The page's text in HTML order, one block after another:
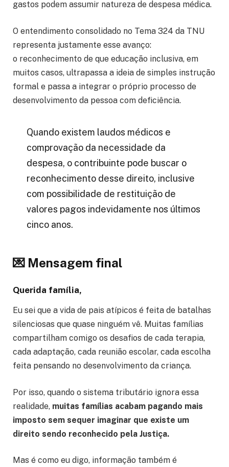
gastos podem assumir natureza de despesa médica.
O entendimento consolidado no Tema 324 da TNU
representa justamente esse avanço:
o reconhecimento de que educação inclusiva, em
muitos casos, ultrapassa a ideia de simples instrução
formal e passa a integrar o próprio processo de
desenvolvimento da pessoa com deficiência.
Quando existem laudos médicos e
comprovação da necessidade da
despesa, o contribuinte pode buscar o
reconhecimento desse direito, inclusive
com possibilidade de restituição de
valores pagos indevidamente nos últimos
cinco anos.
💌 Mensagem final
Querida família,
Eu sei que a vida de pais atípicos é feita de batalhas
silenciosas que quase ninguém vê. Muitas famílias
compartilham comigo os desafios de cada terapia,
cada adaptação, cada reunião escolar, cada escolha
feita pensando no desenvolvimento da criança.
Por isso, quando o sistema tributário ignora essa
realidade, muitas famílias acabam pagando mais
imposto sem sequer imaginar que existe um
direito sendo reconhecido pela Justiça.
Mas é como eu digo, informação também é